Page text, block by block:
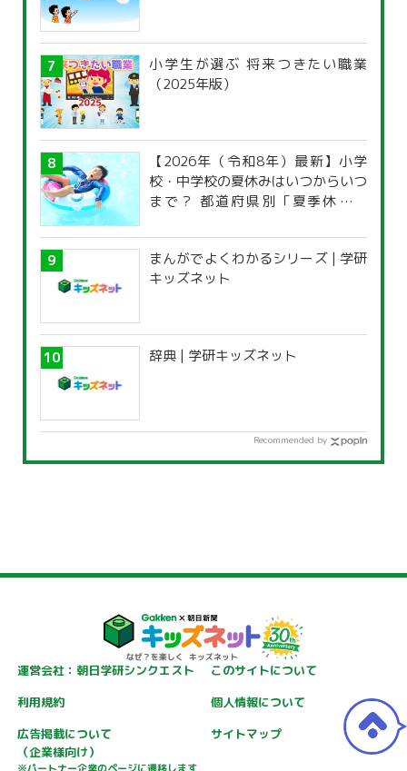
小学生が選ぶ 将来つきたい職業
（2025年版）
【2026年（令和8年）最新】小学
校・中学校の夏休みはいつからいつ
まで？ 都道府県別「夏季休暇一
まんがでよくわかるシリーズ | 学研
キッズネット
辞典 | 学研キッズネット
Recommended by
運営会社：朝日学研シンクエスト
このサイトについて
利用規約
個人情報について
広告掲載について
（企業様向け）
サイトマップ